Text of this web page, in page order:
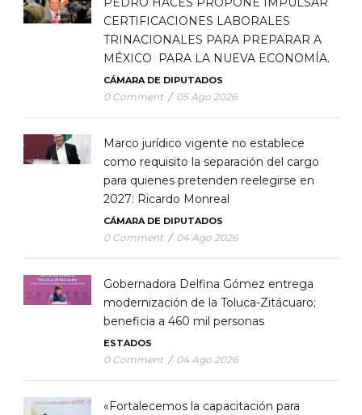
CERTIFICACIONES LABORALES
TRINACIONALES PARA PREPARAR A
MÉXICO PARA LA NUEVA ECONOMÍA.
CÁMARA DE DIPUTADOS
0 Comment / 05 Ago 2026
Marco jurídico vigente no establece
como requisito la separación del cargo
para quienes pretenden reelegirse en
2027: Ricardo Monreal
CÁMARA DE DIPUTADOS
0 Comment / 04 Ago 2026
Gobernadora Delfina Gómez entrega
modernización de la Toluca-Zitácuaro;
beneficia a 460 mil personas
ESTADOS
0 Comment / 04 Ago 2026
«Fortalecemos la capacitación para